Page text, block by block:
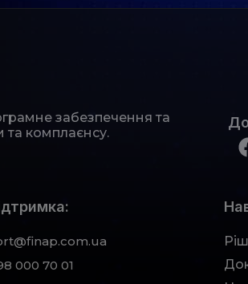
забезпечення та
та комплаєнсу.
000 70 01